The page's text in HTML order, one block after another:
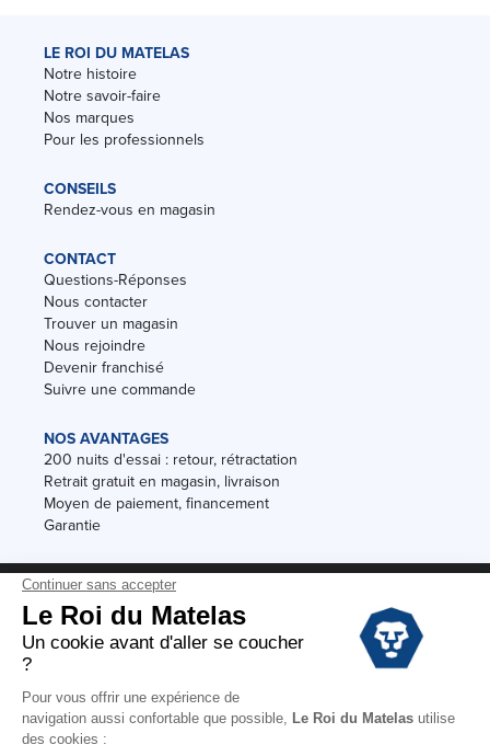
LE ROI DU MATELAS
Notre histoire
Notre savoir-faire
Nos marques
Pour les professionnels
CONSEILS
Rendez-vous en magasin
CONTACT
Questions-Réponses
Nous contacter
Trouver un magasin
Nous rejoindre
Devenir franchisé
Suivre une commande
NOS AVANTAGES
200 nuits d'essai : retour, rétractation
Retrait gratuit en magasin, livraison
Moyen de paiement, financement
Garantie
Conditions des offres
Black Friday
Destockage
Conditions Générales de vente magasin